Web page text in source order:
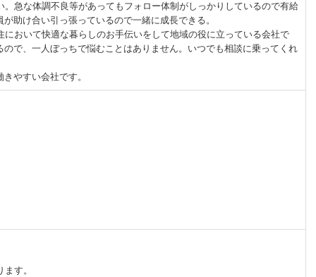
急な体調不良等があってもフォロー体制がしっかりしているので有給
助け合い引っ張っているので一緒に成長できる。
おいて快適な暮らしのお手伝いをして地域の役に立っている会社で
で、一人ぼっちで悩むことはありません。いつでも相談に乗ってくれ
やすい会社です。
す。